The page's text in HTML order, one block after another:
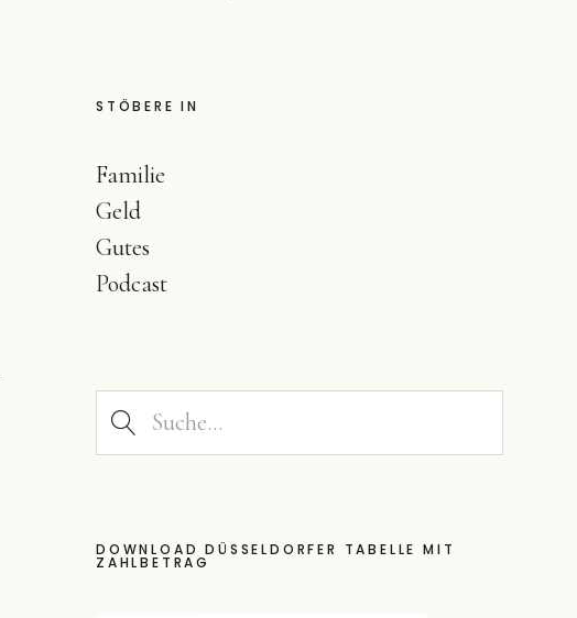
STÖBERE IN
Familie
Geld
Gutes
Podcast
DOWNLOAD DÜSSELDORFER TABELLE MIT
ZAHLBETRAG